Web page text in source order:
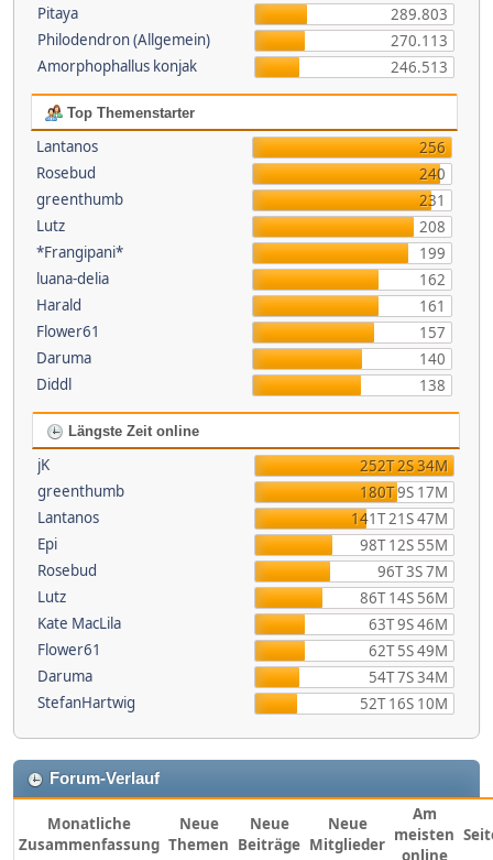
Pitaya
289.803
Philodendron (Allgemein)
270.113
Amorphophallus konjak
246.513
Top Themenstarter
Lantanos
256
Rosebud
240
greenthumb
231
Lutz
208
*Frangipani*
199
luana-delia
162
Harald
161
Flower61
157
Daruma
140
Diddl
138
Längste Zeit online
jK
252T 2S 34M
greenthumb
180T 9S 17M
Lantanos
141T 21S 47M
Epi
98T 12S 55M
Rosebud
96T 3S 7M
Lutz
86T 14S 56M
Kate MacLila
63T 9S 46M
Flower61
62T 5S 49M
Daruma
54T 7S 34M
StefanHartwig
52T 16S 10M
Forum-Verlauf
Monatliche
Zusammenfassung
Neue
Themen
Neue
Beiträge
Neue
Mitglieder
Am
meisten
online